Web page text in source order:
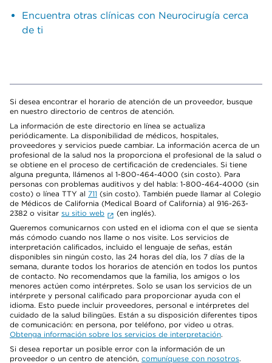
Encuentra otras clínicas con Neurocirugía cerca
de ti
Si desea encontrar el horario de atención de un proveedor, busque
en nuestro directorio de centros de atención.
La información de este directorio en línea se actualiza
periódicamente. La disponibilidad de médicos, hospitales,
proveedores y servicios puede cambiar. La información acerca de un
profesional de la salud nos la proporciona el profesional de la salud o
se obtiene en el proceso de certificación de credenciales. Si tiene
alguna pregunta, llámenos al 1-800-464-4000 (sin costo). Para
personas con problemas auditivos y del habla: 1-800-464-4000 (sin
costo) o línea TTY al 711 (sin costo). También puede llamar al Colegio
de Médicos de California (Medical Board of California) al 916-263-
2382 o visitar su sitio web
(en inglés).
Queremos comunicarnos con usted en el idioma con el que se sienta
más cómodo cuando nos llame o nos visite. Los servicios de
interpretación calificados, incluido el lenguaje de señas, están
disponibles sin ningún costo, las 24 horas del día, los 7 días de la
semana, durante todos los horarios de atención en todos los puntos
de contacto. No recomendamos que la familia, los amigos o los
menores actúen como intérpretes. Solo se usan los servicios de un
intérprete y personal calificado para proporcionar ayuda con el
idioma. Esto puede incluir proveedores, personal e intérpretes del
cuidado de la salud bilingües. Están a su disposición diferentes tipos
de comunicación: en persona, por teléfono, por video u otras.
Obtenga información sobre los servicios de interpretación.
Si desea reportar un posible error con la información de un
proveedor o un centro de atención, comuníquese con nosotros.